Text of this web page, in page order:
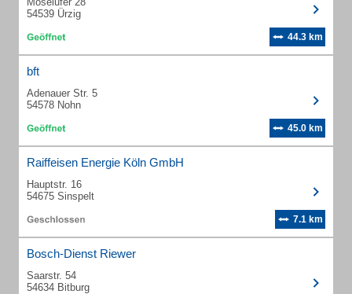
54539 Ürzig
44.3 km
bft
Adenauer Str. 5
54578 Nohn
45.0 km
Raiffeisen Energie Köln GmbH
Hauptstr. 16
54675 Sinspelt
7.1 km
Bosch-Dienst Riewer
Saarstr. 54
54634 Bitburg